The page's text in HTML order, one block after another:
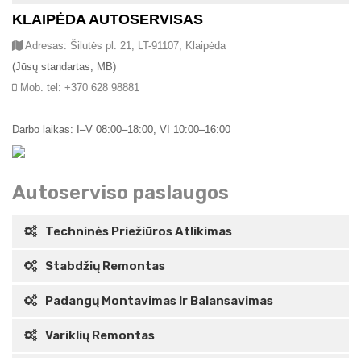
KLAIPĖDA AUTOSERVISAS
Adresas: Šilutės pl. 21, LT-91107, Klaipėda
(Jūsų standartas, MB)
Mob. tel: +370 628 98881
Darbo laikas: I–V 08:00–18:00, VI 10:00–16:00
Autoserviso paslaugos
Techninės Priežiūros Atlikimas
Stabdžių Remontas
Padangų Montavimas Ir Balansavimas
Variklių Remontas